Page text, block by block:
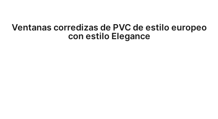
Ventanas corredizas de PVC de estilo europeo
con estilo Elegance